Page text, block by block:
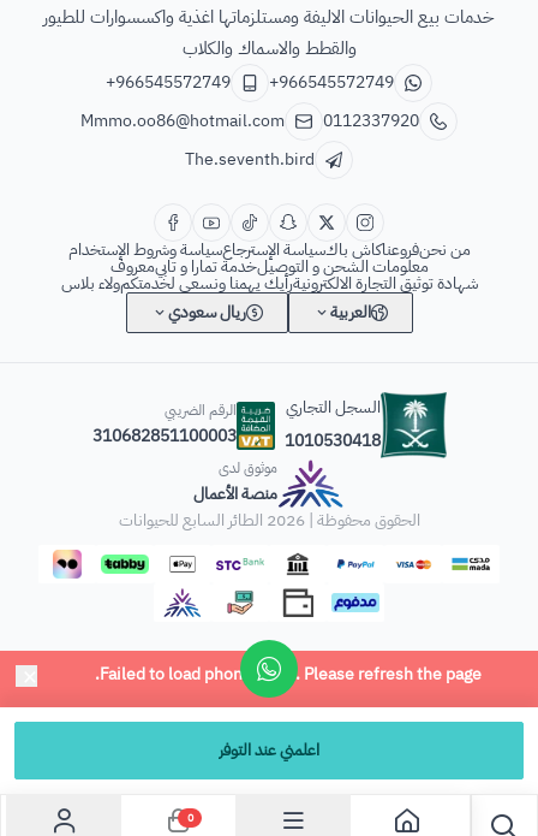
اعلمني عند التوفر
0
خدمات بيع الحيوانات الاليفة ومستلزماتها اغذية واكسسوارات للطيور
والقطط والاسماك والكلاب
+966545572749
+966545572749
0112337920
Mmmo.oo86@hotmail.com
The.seventh.bird
من نحنفروعناكاش باكسياسة الإسترجاعسياسة وشروط الإستخدام
معلومات الشحن و التوصيلخدمة تمارا و تابيمعروف
شهادة توثيق التجارة الالكترونيةرأيك يهمنا ونسعى لخدمتكمولاء بلاس
العربية
ريال سعودي
السجل التجاري
1010530418
الرقم الضريبي
310682851100003
موثوق لدى
منصة الأعمال
الحقوق محفوظة | 2026
الطائر السابع للحيوانات